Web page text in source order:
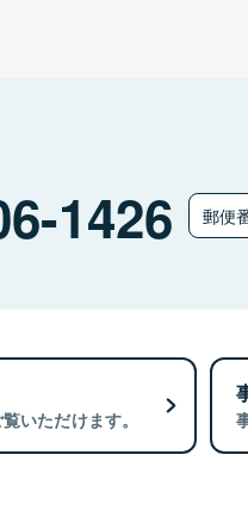
1426 郵便
いただけます。